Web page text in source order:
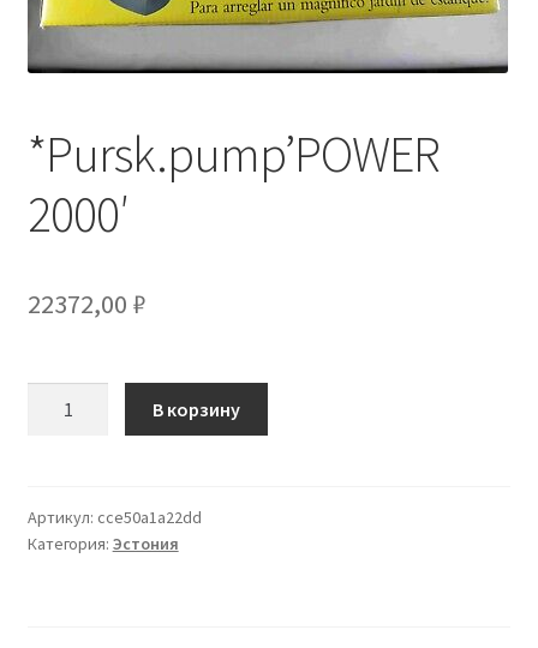
Отзывы
*Pursk.pump’POWER
2000′
22372,00 ₽
В корзину
Артикул: cce50a1a22dd
Категория: Эстония